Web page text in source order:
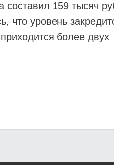
159 тысяч
что уровень
более двух